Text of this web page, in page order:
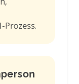
Prozess.